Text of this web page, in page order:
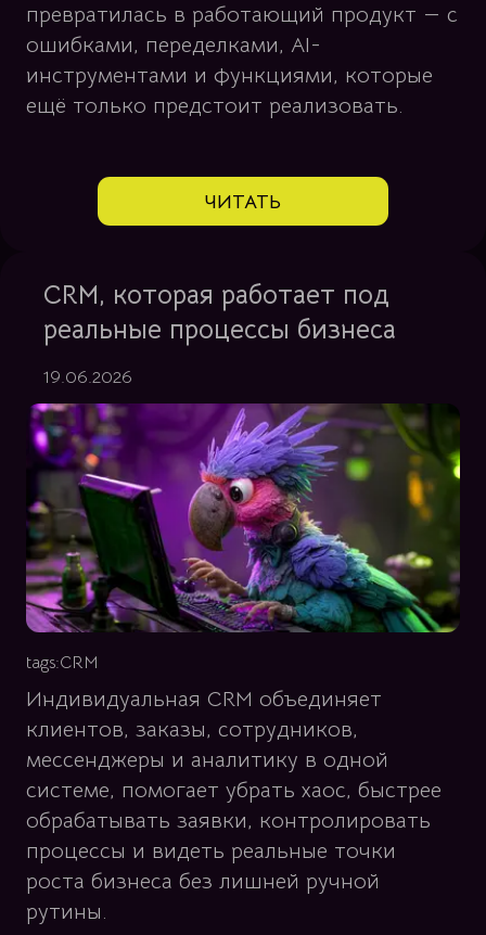
превратилась в работающий продукт — с
ошибками, переделками, AI-
инструментами и функциями, которые
ещё только предстоит реализовать.
ЧИТАТЬ
CRM, которая работает под
реальные процессы бизнеса
19.06.2026
tags:CRM
Индивидуальная CRM объединяет
клиентов, заказы, сотрудников,
мессенджеры и аналитику в одной
системе, помогает убрать хаос, быстрее
обрабатывать заявки, контролировать
процессы и видеть реальные точки
роста бизнеса без лишней ручной
рутины.